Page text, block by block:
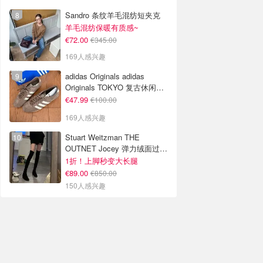
Sandro 条纹羊毛混纺短夹克
羊毛混纺保暖有质感~
€72.00 €345.00
169人感兴趣
adidas Originals adidas
Originals TOKYO 复古休闲鞋
深棕色
€47.99 €100.00
169人感兴趣
Stuart Weitzman THE
OUTNET Jocey 弹力绒面过膝
靴
1折！上脚秒变大长腿
€89.00 €850.00
150人感兴趣